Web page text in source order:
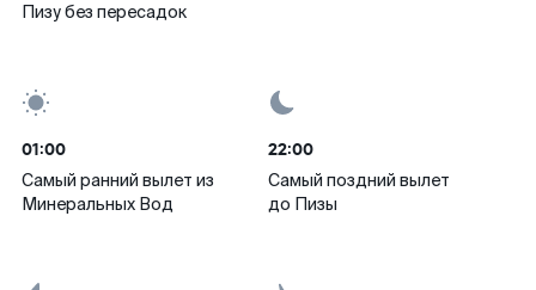
Пизу без пересадок
01:00
Самый ранний вылет из
Минеральных Вод
22:00
Самый поздний вылет
до Пизы